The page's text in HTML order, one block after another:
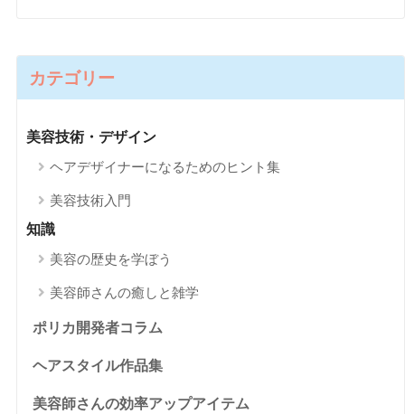
カテゴリー
美容技術・デザイン
ヘアデザイナーになるためのヒント集
美容技術入門
知識
美容の歴史を学ぼう
美容師さんの癒しと雑学
ポリカ開発者コラム
ヘアスタイル作品集
美容師さんの効率アップアイテム